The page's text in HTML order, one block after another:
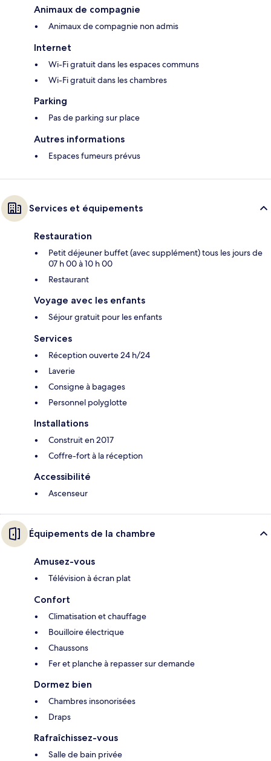
Animaux de compagnie
Animaux de compagnie non admis
Internet
Wi-Fi gratuit dans les espaces communs
Wi-Fi gratuit dans les chambres
Parking
Pas de parking sur place
Autres informations
Espaces fumeurs prévus
Services et équipements
Restauration
Petit déjeuner buffet (avec supplément) tous les jours de
07 h 00 à 10 h 00
Restaurant
Voyage avec les enfants
Séjour gratuit pour les enfants
Services
Réception ouverte 24 h/24
Laverie
Consigne à bagages
Personnel polyglotte
Installations
Construit en 2017
Coffre-fort à la réception
Accessibilité
Ascenseur
Équipements de la chambre
Amusez-vous
Télévision à écran plat
Confort
Climatisation et chauffage
Bouilloire électrique
Chaussons
Fer et planche à repasser sur demande
Dormez bien
Chambres insonorisées
Draps
Rafraîchissez-vous
Salle de bain privée